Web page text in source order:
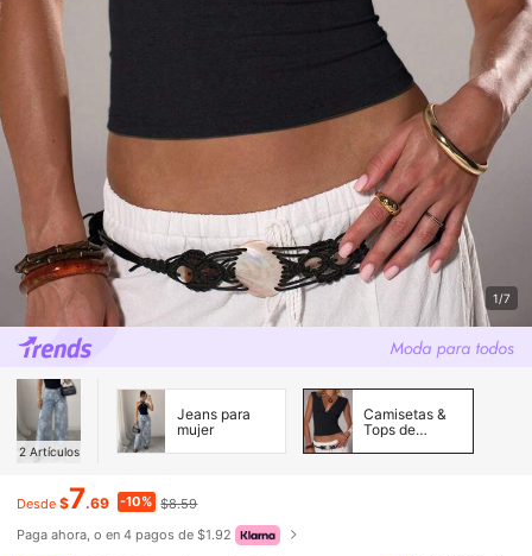
1/7
2 Artículos
Jeans para
mujer
Camisetas &
Tops de
Mujer
Desde $7.69 -10% $8.59
Paga ahora, o en 4 pagos de $1.92